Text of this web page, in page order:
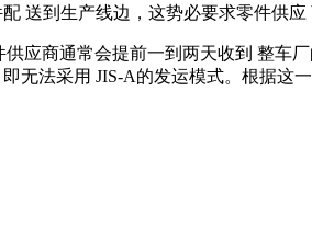
送到生产线边，这势必要求零件供应
应商通常会提前一到两天收到 整车
无法采用 JIS-A的发运模式。 根据这